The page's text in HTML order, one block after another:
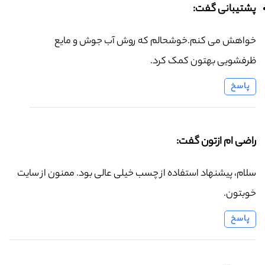
پشتیبانی گفت:
خواهش می کنم.خوشحالم که روش آب جوش و مایع
ظرفشویی بهتون کمک کرد.
پاسخ
راضی ام ازتون گفت:
سلام، پیشنهاد استفاده از چسب خیلی عالی بود. ممنون از سایت
خوبتون.
پاسخ